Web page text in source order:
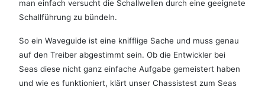
man einfach versucht die Schallwellen durch eine geeignete
Schallführung zu bündeln.
So ein Waveguide ist eine knifflige Sache und muss genau
auf den Treiber abgestimmt sein. Ob die Entwickler bei
Seas diese nicht ganz einfache Aufgabe gemeistert haben
und wie es funktioniert, klärt unser Chassistest zum Seas